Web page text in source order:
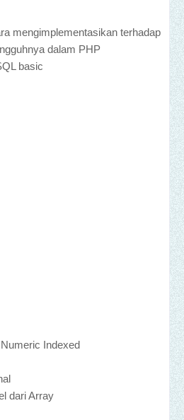
mengimplementasikan terhadap
dalam PHP
basic
Indexed
dari Array